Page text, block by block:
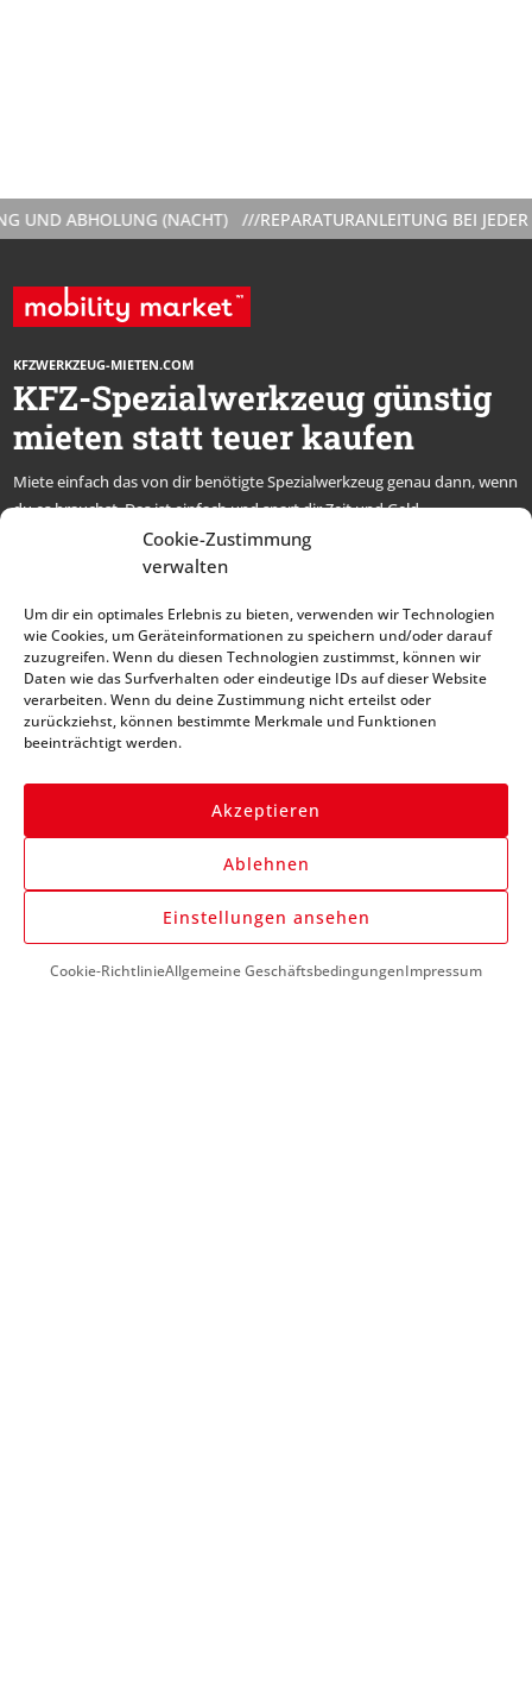
Cookie-Zustimmung
verwalten
Um dir ein optimales Erlebnis zu bieten, verwenden wir Technologien
wie Cookies, um Geräteinformationen zu speichern und/oder darauf
zuzugreifen. Wenn du diesen Technologien zustimmst, können wir
Daten wie das Surfverhalten oder eindeutige IDs auf dieser Website
verarbeiten. Wenn du deine Zustimmung nicht erteilst oder
zurückziehst, können bestimmte Merkmale und Funktionen
beeinträchtigt werden.
Akzeptieren
Ablehnen
Einstellungen ansehen
Cookie-RichtlinieAllgemeine GeschäftsbedingungenImpressum
ABHOLUNG (NACHT) ///REPARATURANLEITUNG BEI JEDER
KFZWERKZEUG-MIETEN.COM
KFZ-Spezialwerkzeug günstig
mieten statt teuer kaufen
Miete einfach das von dir benötigte Spezialwerkzeug genau dann, wenn
du es brauchst. Das ist einfach und spart dir Zeit und Geld.
* alle Preise netto, zzgl. MwSt.
Newsletter und bleibe
immer auf dem Laufenden